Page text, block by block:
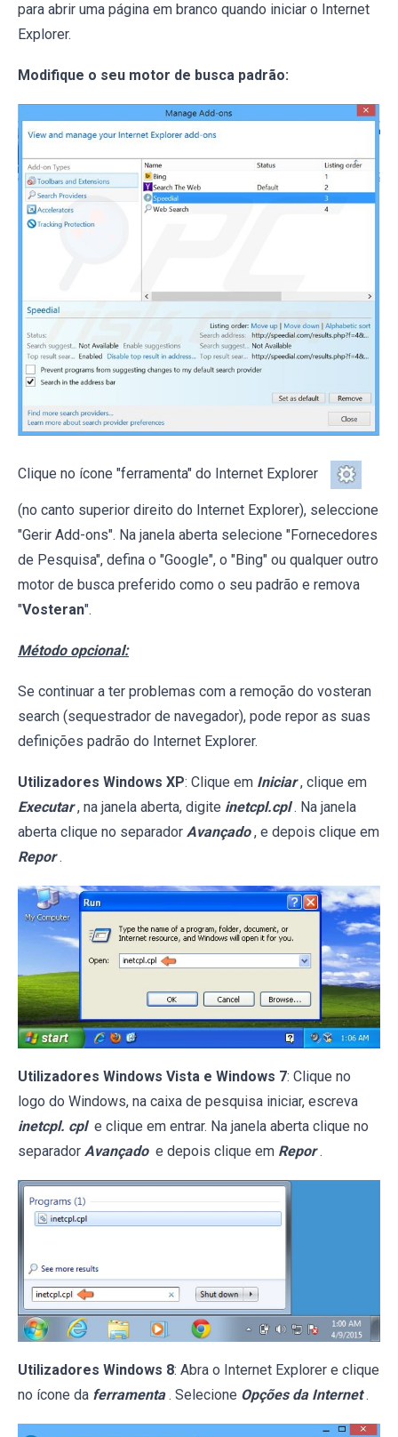
para abrir uma página em branco quando iniciar o Internet
Explorer.
Modifique o seu motor de busca padrão:
Clique no ícone "ferramenta" do Internet Explorer
(no canto superior direito do Internet Explorer), seleccione
"Gerir Add-ons". Na janela aberta selecione "Fornecedores
de Pesquisa", defina o "Google", o "Bing" ou qualquer outro
motor de busca preferido como o seu padrão e remova
"Vosteran".
Método opcional:
Se continuar a ter problemas com a remoção do vosteran
search (sequestrador de navegador), pode repor as suas
definições padrão do Internet Explorer.
Utilizadores Windows XP: Clique em Iniciar , clique em
Executar , na janela aberta, digite inetcpl.cpl . Na janela
aberta clique no separador Avançado , e depois clique em
Repor .
Utilizadores Windows Vista e Windows 7: Clique no
logo do Windows, na caixa de pesquisa iniciar, escreva
inetcpl. cpl e clique em entrar. Na janela aberta clique no
separador Avançado e depois clique em Repor .
Utilizadores Windows 8: Abra o Internet Explorer e clique
no ícone da ferramenta . Selecione Opções da Internet .